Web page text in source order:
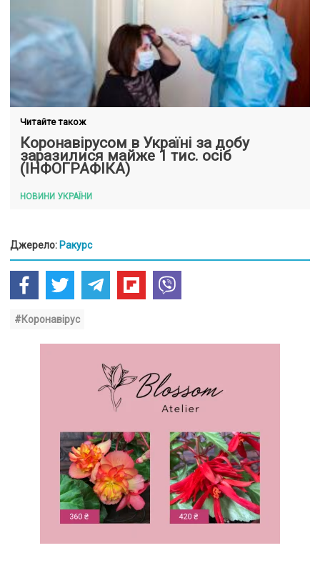
Читайте також
Коронавірусом в Україні за добу
заразилися майже 1 тис. осіб
(ІНФОГРАФІКА)
НОВИНИ УКРАЇНИ
Джерело: Ракурс
#Коронавірус